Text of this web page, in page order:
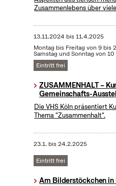
Zusammenlebens über
13.11.2024 bis11.4.2025
Montag bis Freitag von 9 bis
Samstag und Sonntag von
Eintritt frei
ZUSAMMENHALT –
Gemeinschafts-
Die VHS Köln präsentiert
Thema "Zusammenhalt".
23.1. bis24.2.2025
Eintritt frei
Am Bilderstöckchen